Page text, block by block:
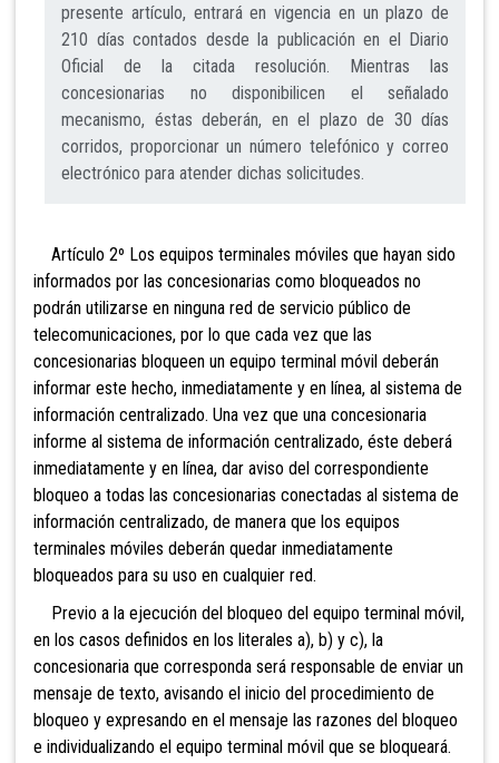
presente artículo, entrará en vigencia en un plazo de
210 días contados desde la publicación en el Diario
Oficial de la citada resolución. Mientras las
concesionarias no disponibilicen el señalado
mecanismo, éstas deberán, en el plazo de 30 días
corridos, proporcionar un número telefónico y correo
electrónico para atender dichas solicitudes.
Artículo 2º Los equipos terminales móviles que hayan sido
informados por las concesionarias como bloqueados no
podrán utilizarse en ninguna red de servicio público de
telecomunicaciones, por lo que cada vez que las
concesionarias bloqueen un equipo terminal móvil deberán
informar este hecho, inmediatamente y en línea, al sistema de
información centralizado. Una vez que una concesionaria
informe al sistema de información centralizado, éste deberá
inmediatamente y en línea, dar aviso del correspondiente
bloqueo a todas las concesionarias conectadas al sistema de
información centralizado, de manera que los equipos
terminales móviles deberán quedar inmediatamente
bloqueados para su uso en cualquier red.
Previo a la ejecución del bloqueo del equipo terminal móvil,
en los casos definidos en los literales a), b) y c), la
concesionaria que corresponda será responsable de enviar un
mensaje de texto, avisando el inicio del procedimiento de
bloqueo y expresando en el mensaje las razones del bloqueo
e individualizando el equipo terminal móvil que se bloqueará.